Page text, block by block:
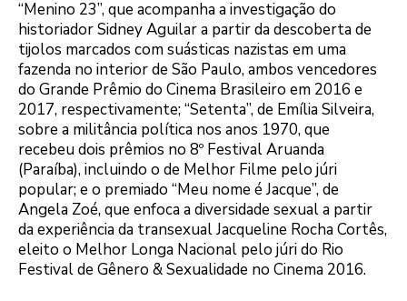
“Menino 23”, que acompanha a investigação do
historiador Sidney Aguilar a partir da descoberta de
tijolos marcados com suásticas nazistas em uma
fazenda no interior de São Paulo, ambos vencedores
do Grande Prêmio do Cinema Brasileiro em 2016 e
2017, respectivamente; “Setenta”, de Emília Silveira,
sobre a militância política nos anos 1970, que
recebeu dois prêmios no 8º Festival Aruanda
(Paraíba), incluindo o de Melhor Filme pelo júri
popular; e o premiado “Meu nome é Jacque”, de
Angela Zoé, que enfoca a diversidade sexual a partir
da experiência da transexual Jacqueline Rocha Cortês,
eleito o Melhor Longa Nacional pelo júri do Rio
Festival de Gênero & Sexualidade no Cinema 2016.